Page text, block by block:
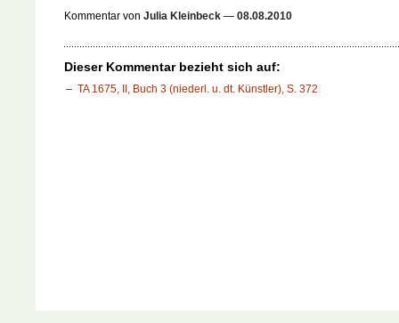
Kommentar von Julia Kleinbeck — 08.08.2010
Dieser Kommentar bezieht sich auf:
TA 1675, II, Buch 3 (niederl. u. dt. Künstler), S. 372